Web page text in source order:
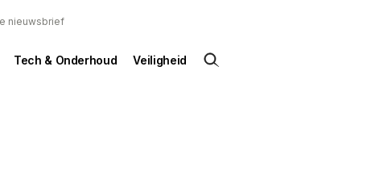
nieuwsbrief
Tech & Onderhoud Veiligheid